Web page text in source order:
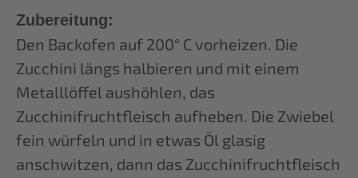
Zubereitung:
Den Backofen auf 200° C vorheizen. Die
Zucchini längs halbieren und mit einem
Metalllöffel aushöhlen, das
Zucchinifruchtfleisch aufheben. Die Zwiebel
fein würfeln und in etwas Öl glasig
anschwitzen, dann das Zucchinifruchtfleisch